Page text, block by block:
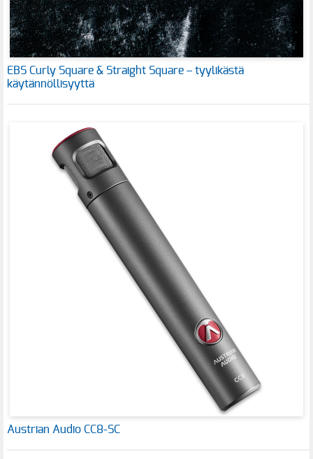
EBS Curly Square & Straight Square – tyylikästä
käytännöllisyyttä
Austrian Audio CC8-SC